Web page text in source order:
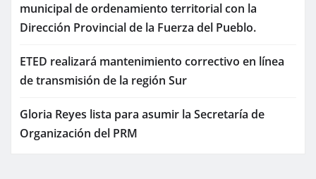
municipal de ordenamiento territorial con la
Dirección Provincial de la Fuerza del Pueblo.
ETED realizará mantenimiento correctivo en línea
de transmisión de la región Sur
Gloria Reyes lista para asumir la Secretaría de
Organización del PRM